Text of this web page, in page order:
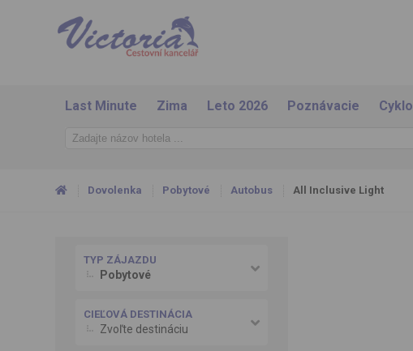
Last Minute Zima Leto 2026 Poznávacie Cyklo
Dovolenka Pobytové Autobus All Inclusive Light
TYP ZÁJAZDU
Pobytové
CIEĽOVÁ DESTINÁCIA
Zvoľte destináciu